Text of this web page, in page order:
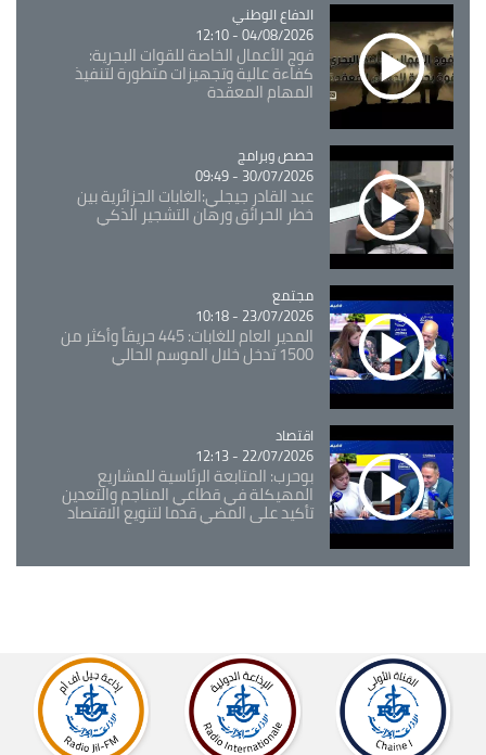
Catégorie
الدفاع الوطني
04/08/2026 - 12:10
فوج الأعمال الخاصة للقوات البحرية:
كفاءة عالية وتجهيزات متطورة لتنفيذ
المهام المعقدة
Catégorie
حصص وبرامج
30/07/2026 - 09:49
عبد القادر جيجلي:الغابات الجزائرية بين
خطر الحرائق ورهان التشجير الذكي
Catégorie
مجتمع
23/07/2026 - 10:18
المدير العام للغابات: 445 حريقاً وأكثر من
1500 تدخل خلال الموسم الحالي
Catégorie
اقتصاد
22/07/2026 - 12:13
بوحرب: المتابعة الرئاسية للمشاريع
المهيكلة في قطاعي المناجم والتعدين
تأكيد على المضي قدما لتنويع الاقتصاد